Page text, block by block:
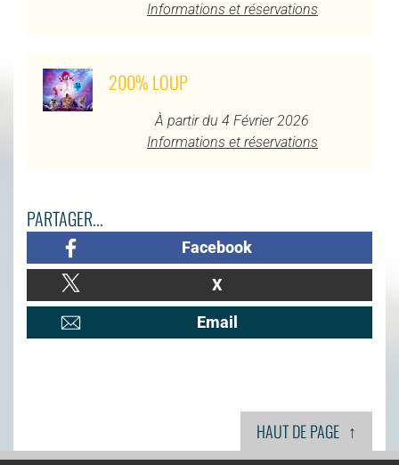
Informations et réservations
200% LOUP
À partir du 4 Février 2026
Informations et réservations
PARTAGER...
Facebook
X
Email
HAUT DE PAGE ↑